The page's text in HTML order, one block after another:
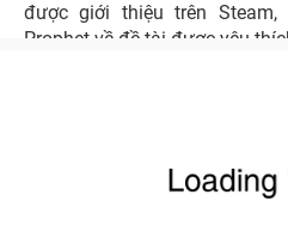
được giới thiệu trên Steam, sản
Prophet về đề tài được yêu